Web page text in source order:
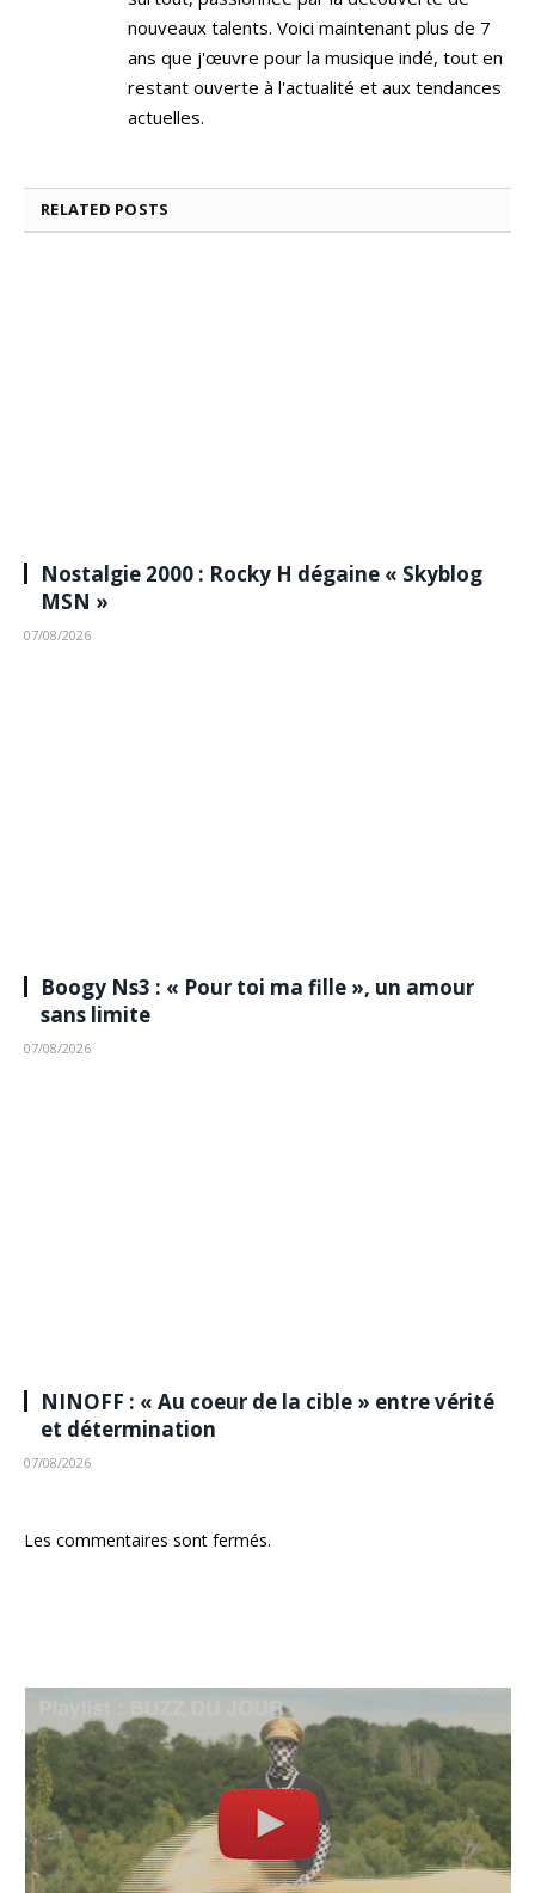
nouveaux talents. Voici maintenant plus de 7
ans que j'œuvre pour la musique indé, tout en
restant ouverte à l'actualité et aux tendances
actuelles.
RELATED POSTS
Nostalgie 2000 : Rocky H dégaine « Skyblog
MSN »
07/08/2026
Boogy Ns3 : « Pour toi ma fille », un amour
sans limite
07/08/2026
NINOFF : « Au coeur de la cible » entre vérité
et détermination
07/08/2026
Les commentaires sont fermés.